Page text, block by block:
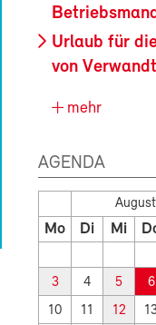
Urlaub für
von
mehr
AGENDA
Mo Di Mi
3 4 5 6
10 11 12